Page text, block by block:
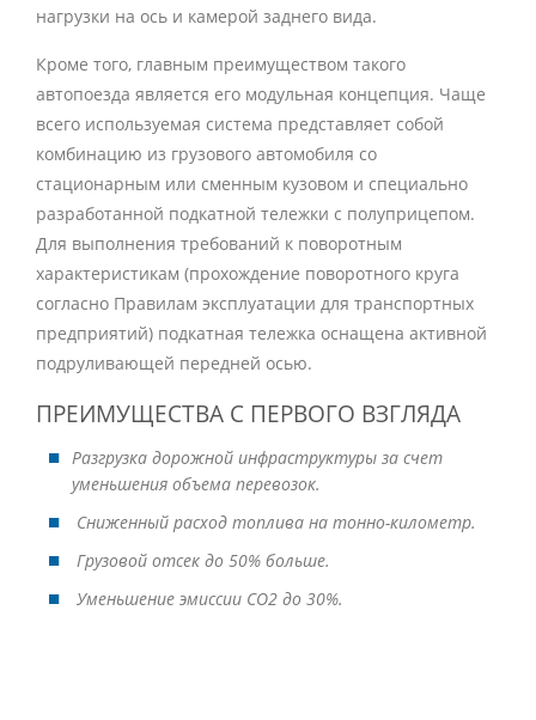
нагрузки на ось и камерой заднего вида.
Кроме того, главным преимуществом такого
автопоезда является его модульная концепция. Чаще
всего используемая система представляет собой
комбинацию из грузового автомобиля со
стационарным или сменным кузовом и специально
разработанной подкатной тележки с полуприцепом.
Для выполнения требований к поворотным
характеристикам (прохождение поворотного круга
согласно Правилам эксплуатации для транспортных
предприятий) подкатная тележка оснащена активной
подруливающей передней осью.
ПРЕИМУЩЕСТВА С ПЕРВОГО ВЗГЛЯДА
Разгрузка дорожной инфраструктуры за счет
уменьшения объема перевозок.
Сниженный расход топлива на тонно-километр.
Грузовой отсек до 50% больше.
Уменьшение эмиссии CO2 до 30%.